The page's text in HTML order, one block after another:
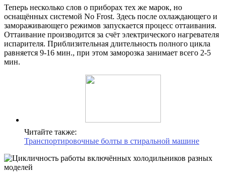
Теперь несколько слов о приборах тех же марок, но
оснащённых системой No Frost. Здесь после охлаждающего и
замораживающего режимов запускается процесс оттаивания.
Оттаивание производится за счёт электрического нагревателя
испарителя. Приблизительная длительность полного цикла
равняется 9-16 мин., при этом заморозка занимает всего 2-5
мин.
Читайте также:
Транспортировочные болты в стиральной машине